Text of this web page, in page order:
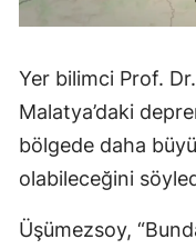
Yer bilimci Prof.
Malatya’daki
bölgede daha
olabileceğini
Üşümezsoy,